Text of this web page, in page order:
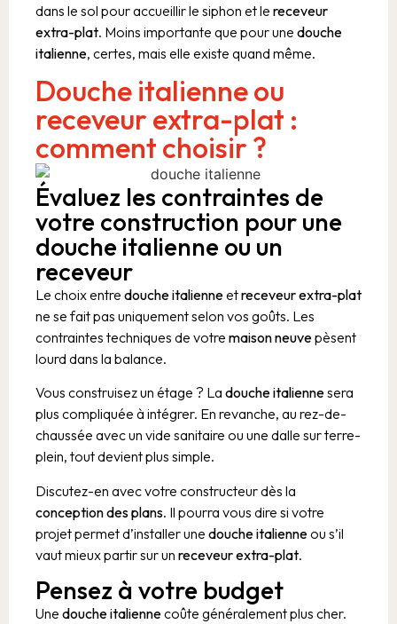
dans le sol pour accueillir le siphon et le receveur
extra-plat. Moins importante que pour une douche
italienne, certes, mais elle existe quand même.
Douche italienne ou
receveur extra-plat :
comment choisir ?
Évaluez les contraintes de
votre construction pour une
douche italienne ou un
receveur
Le choix entre douche italienneetreceveur extra-plat
ne se fait pas uniquement selon vos goûts. Les
contraintes techniques de votre maison neuvepèsent
lourd dans la balance.
Vous construisez un étage ? La douche italiennesera
plus compliquée à intégrer. En revanche, au rez-de-
chaussée avec un vide sanitaire ou une dalle sur terre-
plein, tout devient plus simple.
Discutez-en avec votre constructeur dès la
conception des plans. Il pourra vous dire si votre
projet permet d’installer une douche italienneou s’il
vaut mieux partir sur un receveur extra-plat.
Pensez à votre budget
Une douche italiennecoûte généralement plus cher.